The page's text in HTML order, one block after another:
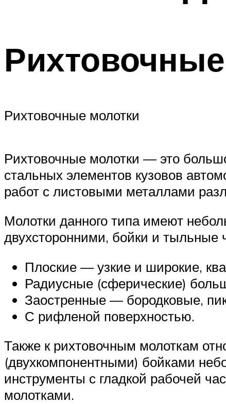
Рихтовочные молотки
Рихтовочные молотки — это
стальных элементов кузовов
работ с листовыми металлами
Молотки данного типа имеют
двухсторонними, бойки и
Плоские — узкие и широкие,
Радиусные (сферические)
Заостренные — бородковые,
С рифленой поверхностью.
Также к рихтовочным молоткам
(двухкомпонентными) бойками
инструменты с гладкой рабочей
молотками.